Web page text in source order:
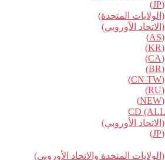
(JP)
(الولايات المتحدة)
(الاتحاد الأوروبي)
(AS)
(KR)
(CA)
(BR)
(CN TW)
(RU)
(NEW)
(الاتحاد الأوروبي)
(JP)
(الولايات المتحدة والاتحاد الأوروبي)